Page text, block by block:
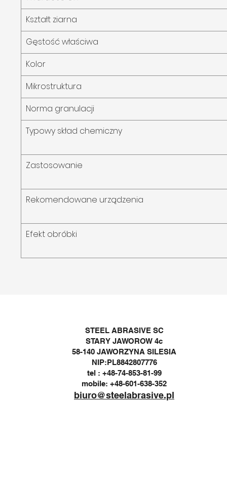
Kształt ziarna
Gęstość właściwa
Kolor
Mikrostruktura
Norma granulacji
Typowy skład chemiczny
Zastosowanie
Rekomendowane urządzenia
Efekt obróbki
STEEL ABRASIVE SC
STARY JAWOROW 4c
58-140 JAWORZYNA SILESIA
NIP:PL8842807776
tel : +48-74-853-81-99
mobile: +48-601-638-352
biuro@steelabrasive.pl